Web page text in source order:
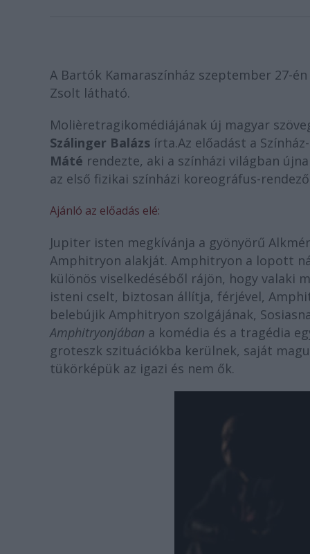
A Bartók Kamaraszínház szeptember 27-
Zsolt látható.
Molièretragikomédiájának új magyar
Szálinger Balázs írta.Az előadást a
Máté rendezte, aki a színházi világban
az első fizikai színházi koreográfus-
Ajánló az előadás elé:
Jupiter isten megkívánja a gyönyörű
Amphitryon alakját. Amphitryon a lopott
különös viselkedéséből rájön, hogy valaki
isteni cselt, biztosan állítja, férjével,
belebújik Amphitryon szolgájának,
Amphitryonjában a komédia és a tragédia
groteszk szituációkba kerülnek, saját
tükörképük az igazi és nem ők.